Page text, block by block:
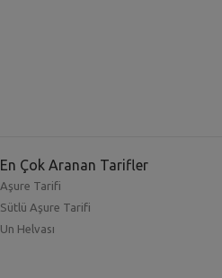
En Çok Aranan Tarifler
Aşure Tarifi
Sütlü Aşure Tarifi
Un Helvası